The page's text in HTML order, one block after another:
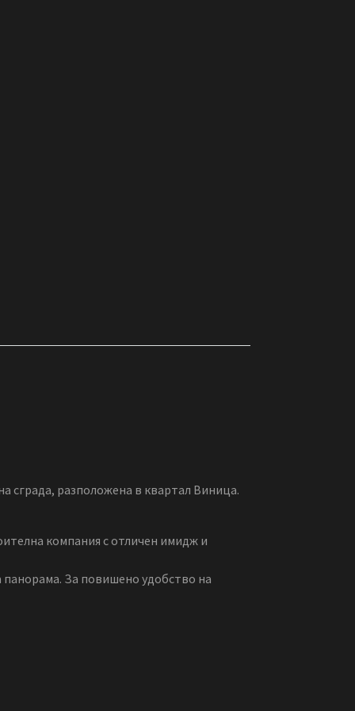
сграда, разположена в квартал Виница.
компания с отличен имидж и
За повишено удобство на